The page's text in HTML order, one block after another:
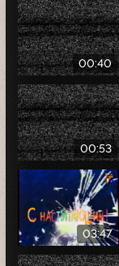
00:40
00:53
03:47